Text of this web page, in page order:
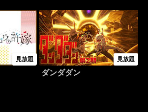
見放題 見放題
ダンダダン